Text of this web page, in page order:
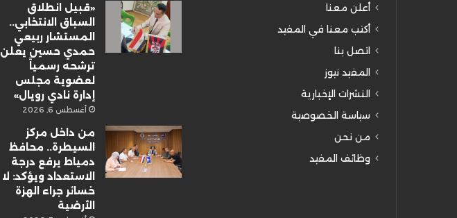
أعلن معنا
أكتب معنا في المفيد
اتصل بنا
المفيد نيوز
النشرات الإخبارية
سياسة الخصوصية
من نحن
وظائف المفيد
«قبيل انطلاق
السباق الانتخابي..
المستشار ربيعي
حمدي حسين يعلن
ترشحه رسمياً
لعضوية مجلس
إدارة نادي رويال»
أغسطس 6, 2026
من داخل مركز
السيطرة.. محافظ
دمياط يرفع درجة
الاستعداد ويؤكد: لا
خسائر جراء الهزة
الأرضية